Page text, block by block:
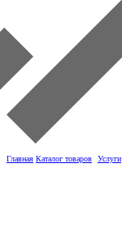
Главная Каталог товаров Услуги